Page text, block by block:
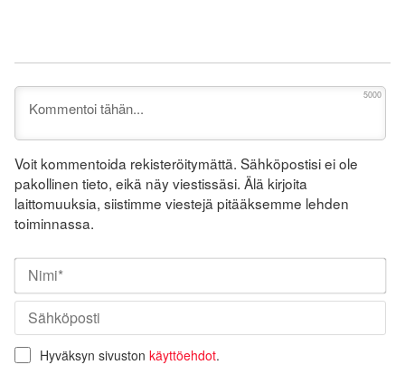
5000
Voit kommentoida rekisteröitymättä. Sähköpostisi ei ole
pakollinen tieto, eikä näy viestissäsi. Älä kirjoita
laittomuuksia, siistimme viestejä pitääksemme lehden
toiminnassa.
Hyväksyn sivuston käyttöehdot.